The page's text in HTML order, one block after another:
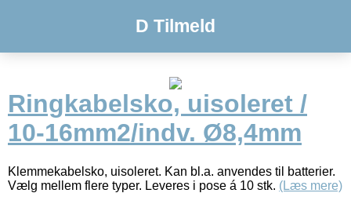
D Tilmeld
Ringkabelsko, uisoleret /
10-16mm2/indv. Ø8,4mm
Klemmekabelsko, uisoleret. Kan bl.a. anvendes til batterier.
Vælg mellem flere typer. Leveres i pose á 10 stk. (Læs mere)